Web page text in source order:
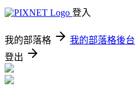
登入
我的部落格 我的部落格後台
登出